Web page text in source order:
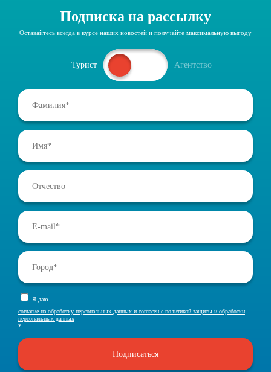
Подписка на рассылку
Оставайтесь всегда в курсе наших новостей и получайте максимальную выгоду
Турист Агентство
Я даю
согласие на обработку персональных данных и согласен с политикой защиты и обработки
персональных данных
*
Подписаться